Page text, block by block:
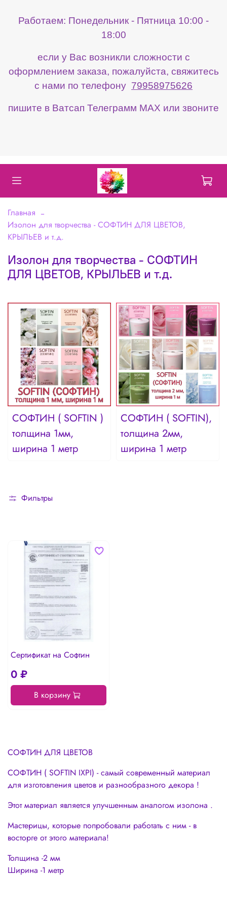
Работаем: Понедельник - Пятница 10:00 -
18:00
если у Вас возникли сложности с
оформлением заказа, пожалуйста, свяжитесь
с нами по телефону 79958975626
пишите в Ватсап Телеграмм МАХ или звоните
Главная
Изолон для творчества - СОФТИН ДЛЯ ЦВЕТОВ,
КРЫЛЬЕВ и т.д.
Изолон для творчества - СОФТИН
ДЛЯ ЦВЕТОВ, КРЫЛЬЕВ и т.д.
СОФТИН ( SOFTIN )
толщина 1мм,
ширина 1 метр
СОФТИН ( SOFTIN),
толщина 2мм,
ширина 1 метр
Фильтры
Сертификат на Софтин
0 ₽
В корзину
СОФТИН ДЛЯ ЦВЕТОВ
СОФТИН ( SOFTIN IXPI) - самый современный материал
для изготовления цветов и разнообразного декора !
Этот материал является улучшенным аналогом изолона .
Мастерицы, которые попробовали работать с ним - в
восторге от этого материала!
Толщина -2 мм
Ширина -1 метр